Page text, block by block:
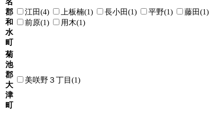
名
郡
和
水
町
江田(4) 上板楠(1) 長小田(1) 平野(1)
藤田(1)
前原(1)
用木(1)
菊
池
郡
大
津
町
美咲野３丁目(1)